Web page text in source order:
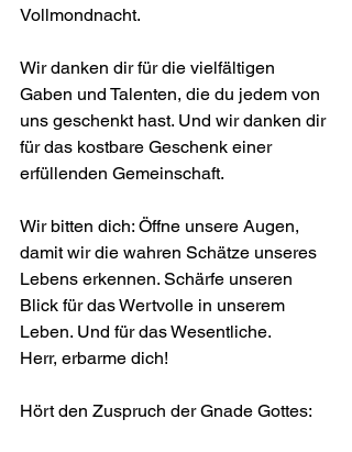
Vollmondnacht.
Wir danken dir für die vielfältigen
Gaben und Talenten, die du jedem von
uns geschenkt hast. Und wir danken dir
für das kostbare Geschenk einer
erfüllenden Gemeinschaft.
Wir bitten dich: Öffne unsere Augen,
damit wir die wahren Schätze unseres
Lebens erkennen. Schärfe unseren
Blick für das Wertvolle in unserem
Leben. Und für das Wesentliche.
Herr, erbarme dich!
Hört den Zuspruch der Gnade Gottes: